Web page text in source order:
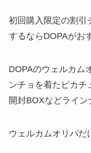
初回購入限定の割引
するならDOPAがお
DOPAのウェルカム
ンチョを着たピカチ
開封BOXなどライン
ウェルカムオリパだ